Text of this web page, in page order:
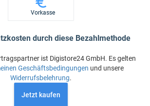
Vorkasse
durch diese Bezahlmethode
ist Digistore24 GmbH. Es gelten
Geschäftsbedingungen und unsere
Widerrufsbelehrung.
Jetzt kaufen